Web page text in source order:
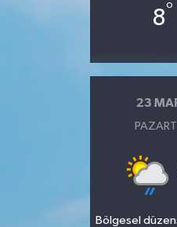
8°
23
Bölgesel